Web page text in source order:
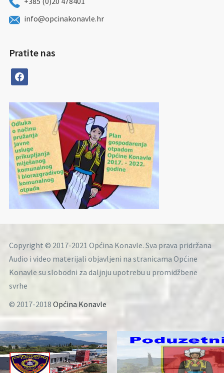
info@opcinakonavle.hr
Pratite nas
facebook
Copyright © 2017-2021 Općina Konavle. Sva prava pridržana
Audio i video materijali objavljeni na stranicama Općine
Konavle su slobodni za daljnju upotrebu u promidžbene
svrhe
© 2017-2018 Općina Konavle